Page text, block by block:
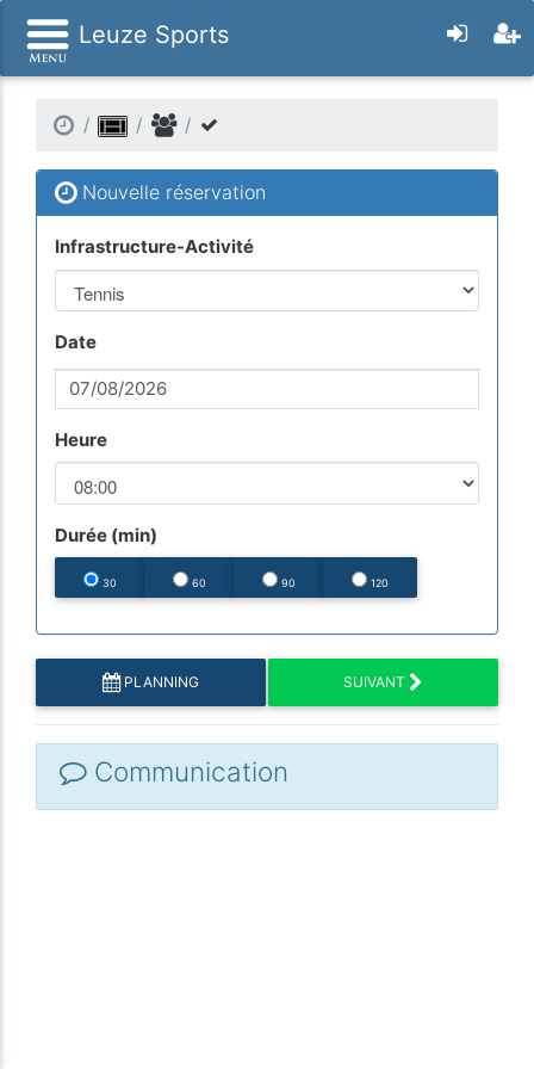
Leuze Sports
Nouvelle réservation
Infrastructure-Activité
Date
Heure
Durée (min)
30 60 90 120
PLANNING SUIVANT
Communication